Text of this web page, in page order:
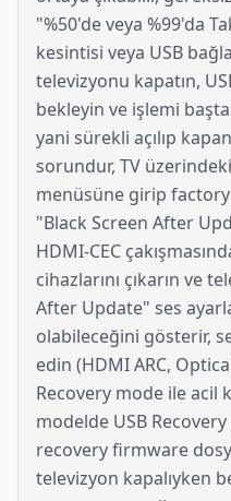
"%50'de veya %99'da
kesintisi veya USB
televizyonu kapatın,
bekleyin ve işlemi
yani sürekli açılıp
sorundur, TV
menüsüne girip
"Black Screen After
HDMI-CEC
cihazlarını çıkarın ve
After Update" ses
olabileceğini gösterir,
edin (HDMI ARC,
Recovery mode ile acil
modelde USB
recovery firmware
televizyon kapalıyken